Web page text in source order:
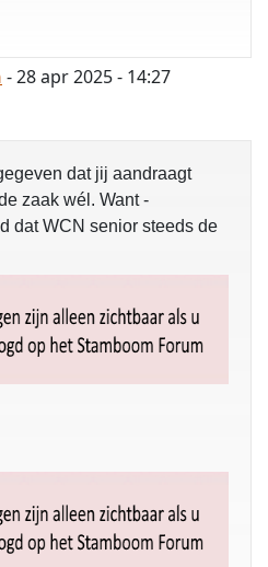
- 28 apr 2025 - 14:27
dat jij aandraagt
zaak wél. Want -
dat WCN senior steeds de